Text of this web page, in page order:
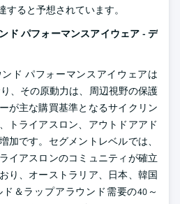
ると予想されています。
ド パフォーマンスアイウェア - デ
ド パフォーマンスアイウェアは
り、その原動力は、周辺視野の保護
が主な購買基準となるサイクリン
トライアスロン、アウトドアアド
加です。セグメントレベルでは、
イアスロンのコミュニティが確立
り、オーストラリア、日本、韓国
＆ラップアラウンド需要の40～